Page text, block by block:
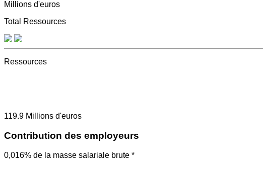
Millions d'euros
Total Ressources
Ressources
119.9 Millions d'euros
Contribution des employeurs
0,016% de la masse salariale brute *